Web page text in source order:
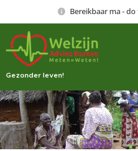
Bereikbaar ma - do
Gezonder leven!